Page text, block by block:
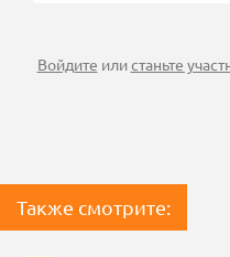
Войдите илистаньте
Также смотрите: